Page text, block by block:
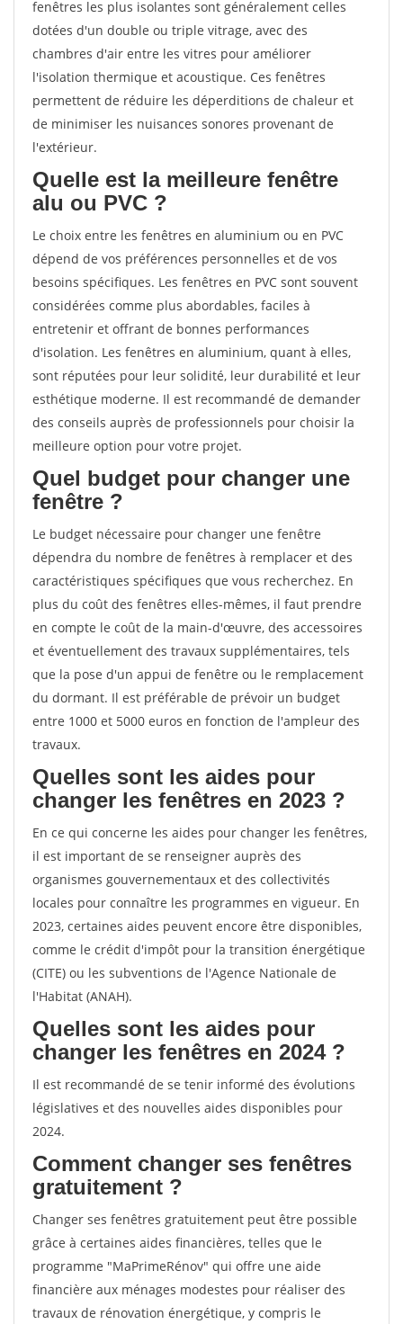
fenêtres les plus isolantes sont généralement celles
dotées d'un double ou triple vitrage, avec des
chambres d'air entre les vitres pour améliorer
l'isolation thermique et acoustique. Ces fenêtres
permettent de réduire les déperditions de chaleur et
de minimiser les nuisances sonores provenant de
l'extérieur.
Quelle est la meilleure fenêtre
alu ou PVC ?
Le choix entre les fenêtres en aluminium ou en PVC
dépend de vos préférences personnelles et de vos
besoins spécifiques. Les fenêtres en PVC sont souvent
considérées comme plus abordables, faciles à
entretenir et offrant de bonnes performances
d'isolation. Les fenêtres en aluminium, quant à elles,
sont réputées pour leur solidité, leur durabilité et leur
esthétique moderne. Il est recommandé de demander
des conseils auprès de professionnels pour choisir la
meilleure option pour votre projet.
Quel budget pour changer une
fenêtre ?
Le budget nécessaire pour changer une fenêtre
dépendra du nombre de fenêtres à remplacer et des
caractéristiques spécifiques que vous recherchez. En
plus du coût des fenêtres elles-mêmes, il faut prendre
en compte le coût de la main-d'œuvre, des accessoires
et éventuellement des travaux supplémentaires, tels
que la pose d'un appui de fenêtre ou le remplacement
du dormant. Il est préférable de prévoir un budget
entre 1000 et 5000 euros en fonction de l'ampleur des
travaux.
Quelles sont les aides pour
changer les fenêtres en 2023 ?
En ce qui concerne les aides pour changer les fenêtres,
il est important de se renseigner auprès des
organismes gouvernementaux et des collectivités
locales pour connaître les programmes en vigueur. En
2023, certaines aides peuvent encore être disponibles,
comme le crédit d'impôt pour la transition énergétique
(CITE) ou les subventions de l'Agence Nationale de
l'Habitat (ANAH).
Quelles sont les aides pour
changer les fenêtres en 2024 ?
Il est recommandé de se tenir informé des évolutions
législatives et des nouvelles aides disponibles pour
2024.
Comment changer ses fenêtres
gratuitement ?
Changer ses fenêtres gratuitement peut être possible
grâce à certaines aides financières, telles que le
programme "MaPrimeRénov" qui offre une aide
financière aux ménages modestes pour réaliser des
travaux de rénovation énergétique, y compris le